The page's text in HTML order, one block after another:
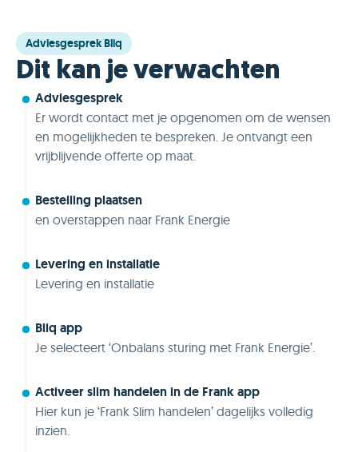
Adviesgesprek Bliq
Dit kan je verwachten
Adviesgesprek
Er wordt contact met je opgenomen om de wensen
en mogelijkheden te bespreken. Je ontvangt een
vrijblijvende offerte op maat.
Bestelling plaatsen
en overstappen naar Frank Energie
Levering en installatie
Levering en installatie
Bliq app
Je selecteert ‘Onbalans sturing met Frank Energie’.
Activeer slim handelen in de Frank app
Hier kun je ‘Frank Slim handelen’ dagelijks volledig
inzien.